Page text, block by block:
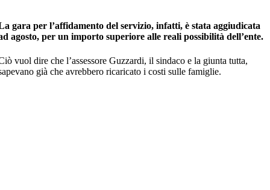
gara per l’affidamento del servizio, infatti, è stata aggiudicata
agosto, per un importo superiore alle reali possibilità dell’ente.
vuol dire che l’assessore Guzzardi, il sindaco e la giunta tutta,
già che avrebbero ricaricato i costi sulle famiglie.